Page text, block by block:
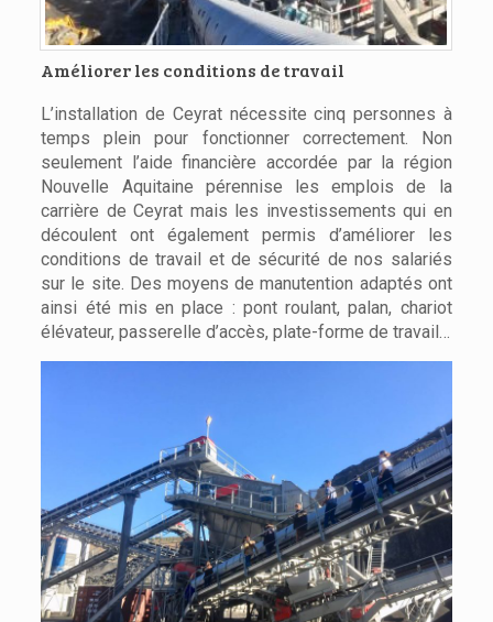
Améliorer les conditions de travail
L’installation de Ceyrat nécessite cinq personnes à
temps plein pour fonctionner correctement. Non
seulement l’aide financière accordée par la région
Nouvelle Aquitaine pérennise les emplois de la
carrière de Ceyrat mais les investissements qui en
découlent ont également permis d’améliorer les
conditions de travail et de sécurité de nos salariés
sur le site. Des moyens de manutention adaptés ont
ainsi été mis en place : pont roulant, palan, chariot
élévateur, passerelle d’accès, plate-forme de travail…